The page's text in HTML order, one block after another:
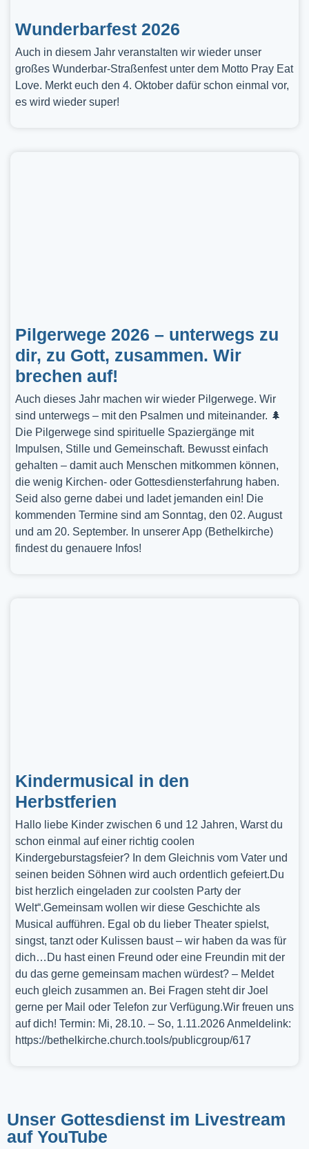
Wunderbarfest 2026
Auch in diesem Jahr veranstalten wir wieder unser
großes Wunderbar-Straßenfest unter dem Motto Pray Eat
Love. Merkt euch den 4. Oktober dafür schon einmal vor,
es wird wieder super!
Pilgerwege 2026 – unterwegs zu
dir, zu Gott, zusammen. Wir
brechen auf!
Auch dieses Jahr machen wir wieder Pilgerwege. Wir
sind unterwegs – mit den Psalmen und miteinander. 🌲
Die Pilgerwege sind spirituelle Spaziergänge mit
Impulsen, Stille und Gemeinschaft. Bewusst einfach
gehalten – damit auch Menschen mitkommen können,
die wenig Kirchen- oder Gottesdiensterfahrung haben.
Seid also gerne dabei und ladet jemanden ein! Die
kommenden Termine sind am Sonntag, den 02. August
und am 20. September. In unserer App (Bethelkirche)
findest du genauere Infos!
Kindermusical in den
Herbstferien
Hallo liebe Kinder zwischen 6 und 12 Jahren, Warst du
schon einmal auf einer richtig coolen
Kindergeburstagsfeier? In dem Gleichnis vom Vater und
seinen beiden Söhnen wird auch ordentlich gefeiert.Du
bist herzlich eingeladen zur coolsten Party der
Welt“.Gemeinsam wollen wir diese Geschichte als
Musical aufführen. Egal ob du lieber Theater spielst,
singst, tanzt oder Kulissen baust – wir haben da was für
dich…Du hast einen Freund oder eine Freundin mit der
du das gerne gemeinsam machen würdest? – Meldet
euch gleich zusammen an. Bei Fragen steht dir Joel
gerne per Mail oder Telefon zur Verfügung.Wir freuen uns
auf dich! Termin: Mi, 28.10. – So, 1.11.2026 Anmeldelink:
https://bethelkirche.church.tools/publicgroup/617
Unser Gottesdienst im Livestream
auf YouTube